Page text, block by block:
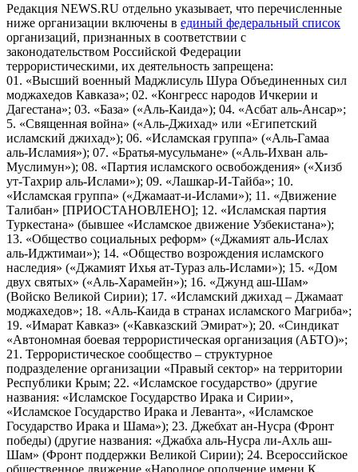
Редакция NEWS.RU отдельно указывает, что перечисленные
ниже организации включены в единый федеральный список
организаций, признанных в соответствии с
законодательством Российской Федерации
террористическими, их деятельность запрещена:
01. «Высший военный Маджлисуль Шура Объединенных сил
моджахедов Кавказа»; 02. «Конгресс народов Ичкерии и
Дагестана»; 03. «База» («Аль-Каида»); 04. «Асбат аль-Ансар»;
5. «Священная война» («Аль-Джихад» или «Египетский
исламский джихад»); 06. «Исламская группа» («Аль-Гамаа
аль-Исламия»); 07. «Братья-мусульмане» («Аль-Ихван аль-
Муслимун»); 08. «Партия исламского освобождения» («Хизб
ут-Тахрир аль-Ислами»); 09. «Лашкар-И-Тайба»; 10.
«Исламская группа» («Джамаат-и-Ислами»); 11. «Движение
Талибан» [ПРИОСТАНОВЛЕНО]; 12. «Исламская партия
Туркестана» (бывшее «Исламское движение Узбекистана»);
13. «Общество социальных реформ» («Джамият аль-Ислах
аль-Иджтимаи»); 14. «Общество возрождения исламского
наследия» («Джамият Ихья ат-Тураз аль-Ислами»); 15. «Дом
двух святых» («Аль-Харамейн»); 16. «Джунд аш-Шам»
(Войско Великой Сирии); 17. «Исламский джихад – Джамаат
моджахедов»; 18. «Аль-Каида в странах исламского Магриба»;
19. «Имарат Кавказ» («Кавказский Эмират»); 20. «Синдикат
«Автономная боевая террористическая организация (АБТО)»;
21. Террористическое сообщество – структурное
подразделение организации «Правый сектор» на территории
Республики Крым; 22. «Исламское государство» (другие
названия: «Исламское Государство Ирака и Сирии»,
«Исламское Государство Ирака и Леванта», «Исламское
Государство Ирака и Шама»); 23. Джебхат ан-Нусра (Фронт
победы) (другие названия: «Джабха аль-Нусра ли-Ахль аш-
Шам» (Фронт поддержки Великой Сирии); 24. Всероссийское
общественное движение «Народное ополчение имени К.